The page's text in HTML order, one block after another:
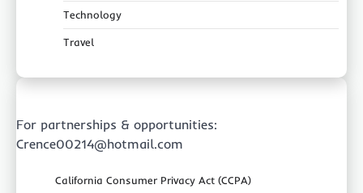
Technology
Travel
For partnerships & opportunities:
Crence00214@hotmail.com
California Consumer Privacy Act (CCPA)